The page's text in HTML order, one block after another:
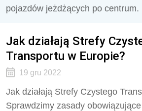
pojazdów jeżdżących po centrum.
Jak działają Strefy
Transportu w Europie?
19 gru 2022
Jak działają Strefy Czystego
Sprawdzimy zasady